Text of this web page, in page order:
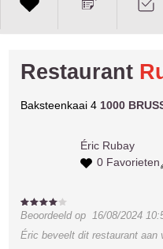
Restaurant
Baksteenkaai 4 1000
Éric Rubay
0 Favorieten
Beoordeeld op16/08/2024
Éric beveelt dit restaurant aan